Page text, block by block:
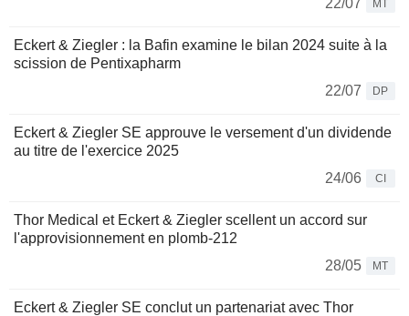
MT
Eckert & Ziegler : la Bafin examine le bilan 2024 suite à la
scission de Pentixapharm
22/07
DP
Eckert & Ziegler SE approuve le versement d'un dividende
au titre de l'exercice 2025
24/06
CI
Thor Medical et Eckert & Ziegler scellent un accord sur
l'approvisionnement en plomb-212
28/05
MT
Eckert & Ziegler SE conclut un partenariat avec Thor